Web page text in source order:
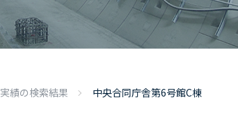
実績の検索結果 中央合同庁舎第6号館C棟